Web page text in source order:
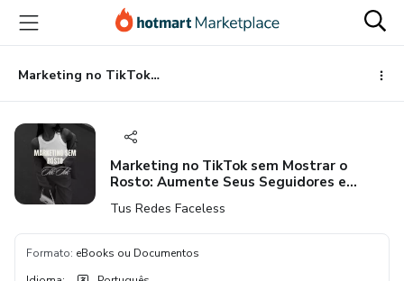
para
conteúdo
principal
para
pagamento
para
rodapé
Marketing no TikTok sem Mostrar o Rosto: Aumente Seus Seguidores e Lucros!
Marketing no TikTok sem Mostrar o
Rosto: Aumente Seus Seguidores e
Tus Redes Faceless
Formato: eBooks ou Documentos